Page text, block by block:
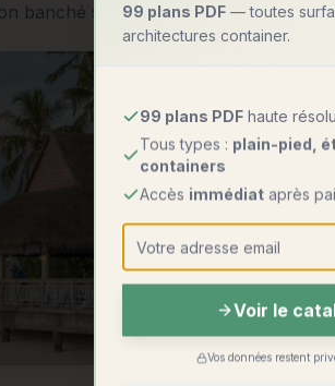
banché selon le concept.
99 plans PDF — toutes
architectures container.
99 plans PDF haute
Tous types : plain-pied,
containers
Accès immédiat après
Voir le
Vos données restent